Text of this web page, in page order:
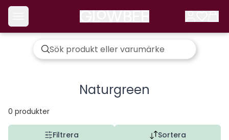
Naturgreen
0 produkter
Filtrera Sortera